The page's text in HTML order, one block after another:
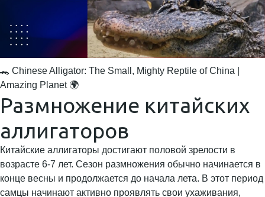
🐊 Chinese Alligator: The Small, Mighty Reptile of China |
Amazing Planet 🌍
Размножение китайских
аллигаторов
Китайские аллигаторы достигают половой зрелости в
возрасте 6-7 лет. Сезон размножения обычно начинается в
конце весны и продолжается до начала лета. В этот период
самцы начинают активно проявлять свои ухаживания,